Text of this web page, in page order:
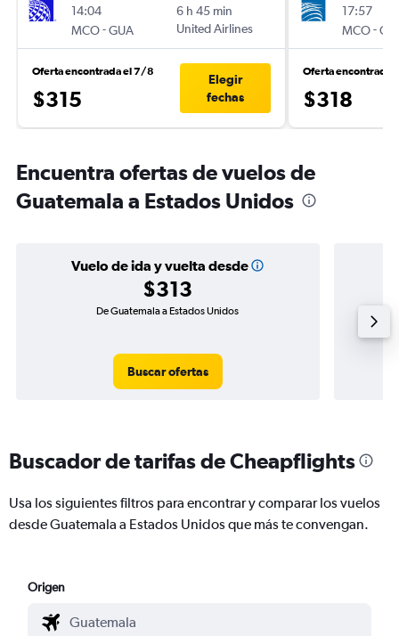
14:04
MCO-GUA
6 h 45 min
United Airlines
Oferta encontrada el 7/8
$315
Elegir
fechas
17:57
MCO-
Oferta encontrada
$318
Encuentra ofertas de vuelos de
Guatemala a Estados Unidos
Vuelo de ida y vuelta desde
$313
De Guatemala a Estados Unidos
Buscar ofertas
Buscador de tarifas de Cheapflights
Usa los siguientes filtros para encontrar y comparar los vuelos
desde Guatemala a Estados Unidos que más te convengan.
Origen